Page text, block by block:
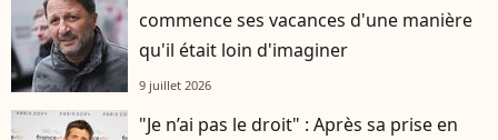
commence ses vacances d'une manière
qu'il était loin d'imaginer
9 juillet 2026
"Je n’ai pas le droit" : Après sa prise en